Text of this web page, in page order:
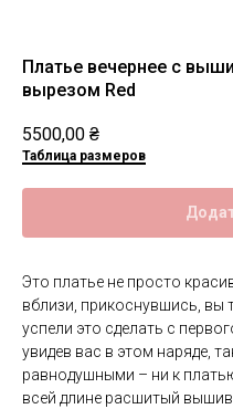
Платье вечернее с
вырезом Red
5500,00 ₴
Таблица размеров
Это платье не просто
вблизи, прикоснувшись, вы
успели это сделать с
увидев вас в этом наряде,
равнодушными – ни к
всей длине расшитый